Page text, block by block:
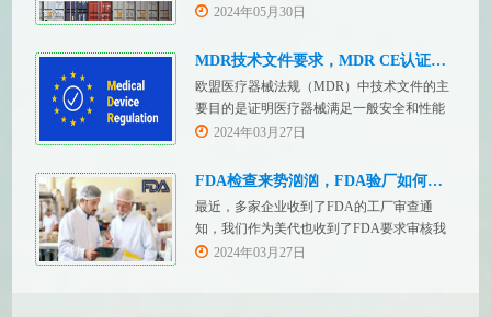
医疗设备制造商感兴趣的市场。然而，想要
管要求，即他们必须在沙特阿拉伯获得其设
务，FDASUNGO全球合规业务版图再添新模
块。F
2024年05月30日
MDR技术文件要求，MDR CE认证办理
欧盟医疗器械法规（MDR）中技术文件的主
要目的是证明医疗器械满足一般安全和性能
要求。无论类别如何，所有医疗设备都必须
有关技术文件的要求。MDR技术文档结构：
2024年03月27日
FDA检查来势汹汹，FDA验厂如何应对？
最近，多家企业收到了FDA的工厂审查通
知，我们作为美代也收到了FDA要求审核我
们客户验厂的通知邮件。起因是2023年12
2024年03月27日